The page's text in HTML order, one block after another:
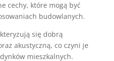
cechy, które mogą być
budowlanych.
się dobrą
akustyczną, co czyni je
mieszkalnych.